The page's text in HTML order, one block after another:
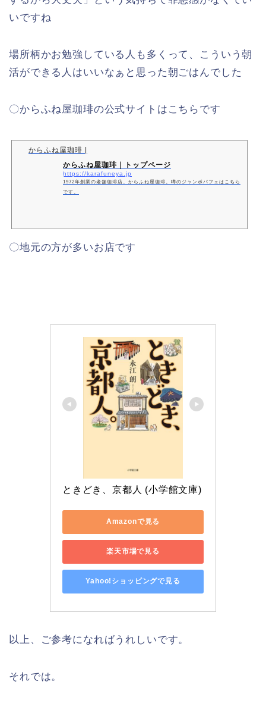
いですね
場所柄かお勉強している人も多くって、こういう朝
活ができる人はいいなぁと思った朝ごはんでした
〇からふね屋珈琲の公式サイトはこちらです
からふね屋珈琲 |
からふね屋珈琲｜トップページ
https://karafuneya.jp
1972年創業の老舗珈琲店、からふね屋珈琲。噂のジャンボパフェはこちら
です。
〇地元の方が多いお店です
ときどき、京都人 (小学館文庫)
Amazonで見る
楽天市場で見る
Yahoo!ショッピングで見る
以上、ご参考になればうれしいです。
それでは。